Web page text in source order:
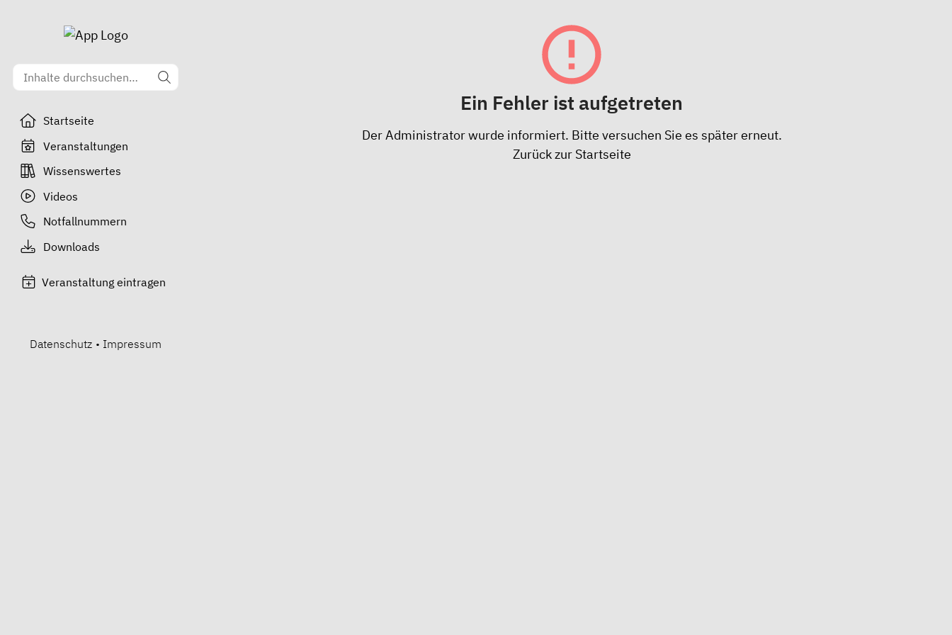
Startseite
Veranstaltungen
Wissenswertes
Videos
Notfallnummern
Downloads
Veranstaltung eintragen
Datenschutz • Impressum
Ein Fehler ist aufgetreten
Der Administrator wurde informiert. Bitte versuchen Sie es später erneut.
Zurück zur Startseite